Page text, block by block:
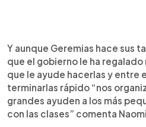
Y aunque Geremias hace sus
que el gobierno le ha regalado
que le ayude hacerlas y entre
terminarlas rápido “nos
grandes ayuden a los más
con las clases” comenta